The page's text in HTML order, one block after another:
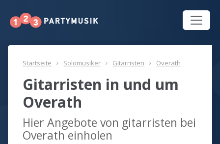
Startseite Solomusiker Gitarristen Overath
Gitarristen in und um
Overath
Hier Angebote von gitarristen bei
Overath einholen